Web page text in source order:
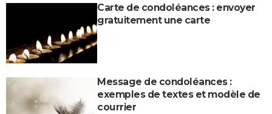
Carte de condoléances : envoyer
gratuitement une carte
Message de condoléances :
exemples de textes et modèle de
courrier